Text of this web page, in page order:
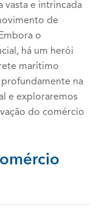
vasta e intrincada
de
o
há um herói
marítimo
na
e exploraremos
do comércio